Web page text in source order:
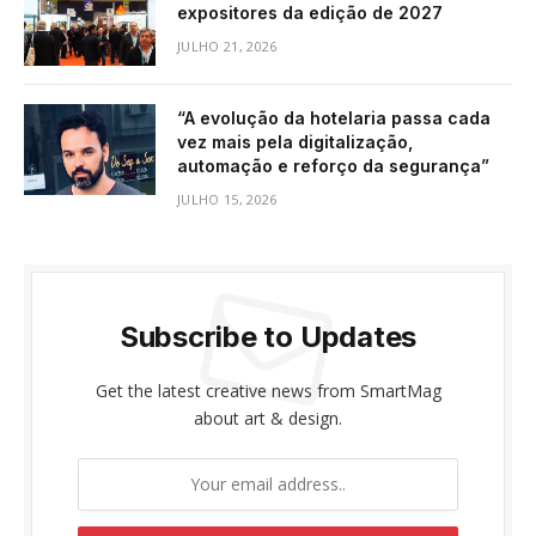
expositores da edição de 2027
JULHO 21, 2026
“A evolução da hotelaria passa cada
vez mais pela digitalização,
automação e reforço da segurança”
JULHO 15, 2026
Subscribe to Updates
Get the latest creative news from SmartMag
about art & design.